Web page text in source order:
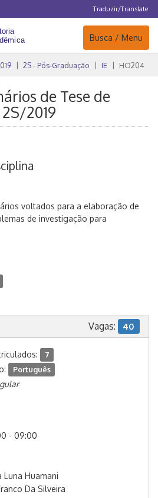
Traduzir/Translate
Navegação
Busca / Menu
2S - Pós-Graduação IE HO204
de Tese de
2019
voltados para a elaboração de
de investigação para
Vagas: 40
7
Português
- 09:00
Luna Huamani
Da Silveira